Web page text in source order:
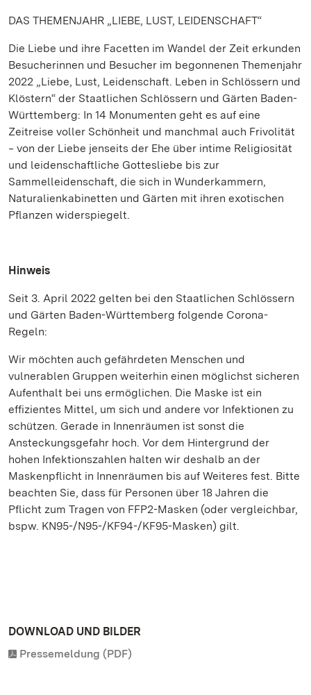
DAS THEMENJAHR „LIEBE, LUST, LEIDENSCHAFT“
Die Liebe und ihre Facetten im Wandel der Zeit erkunden
Besucherinnen und Besucher im begonnenen Themenjahr
2022 „Liebe, Lust, Leidenschaft. Leben in Schlössern und
Klöstern“ der Staatlichen Schlössern und Gärten Baden-
Württemberg: In 14 Monumenten geht es auf eine
Zeitreise voller Schönheit und manchmal auch Frivolität
‒ von der Liebe jenseits der Ehe über intime Religiosität
und leidenschaftliche Gottesliebe bis zur
Sammelleidenschaft, die sich in Wunderkammern,
Naturalienkabinetten und Gärten mit ihren exotischen
Pflanzen widerspiegelt.
Hinweis
Seit 3. April 2022 gelten bei den Staatlichen Schlössern
und Gärten Baden-Württemberg folgende Corona-
Regeln:
Wir möchten auch gefährdeten Menschen und
vulnerablen Gruppen weiterhin einen möglichst sicheren
Aufenthalt bei uns ermöglichen. Die Maske ist ein
effizientes Mittel, um sich und andere vor Infektionen zu
schützen. Gerade in Innenräumen ist sonst die
Ansteckungsgefahr hoch. Vor dem Hintergrund der
hohen Infektionszahlen halten wir deshalb an der
Maskenpflicht in Innenräumen bis auf Weiteres fest. Bitte
beachten Sie, dass für Personen über 18 Jahren die
Pflicht zum Tragen von FFP2-Masken (oder vergleichbar,
bspw. KN95-/N95-/KF94-/KF95-Masken) gilt.
DOWNLOAD UND BILDER
Pressemeldung (PDF)